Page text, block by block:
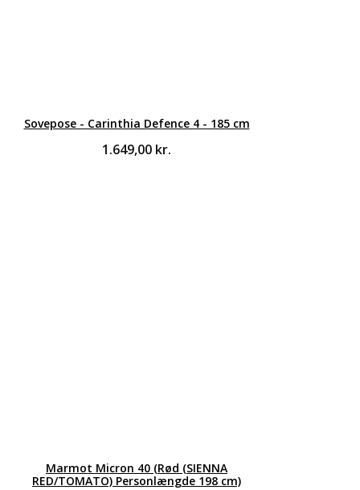
Sovepose - Carinthia Defence 4 - 185 cm
1.649,00 kr.
Marmot Micron 40 (Rød (SIENNA
RED/TOMATO) Personlængde 198 cm)